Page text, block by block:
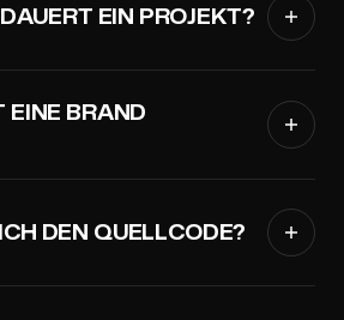
EIN PROJEKT?
EINE BRAND
DEN QUELLCODE?